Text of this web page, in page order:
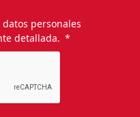
personales
detallada.